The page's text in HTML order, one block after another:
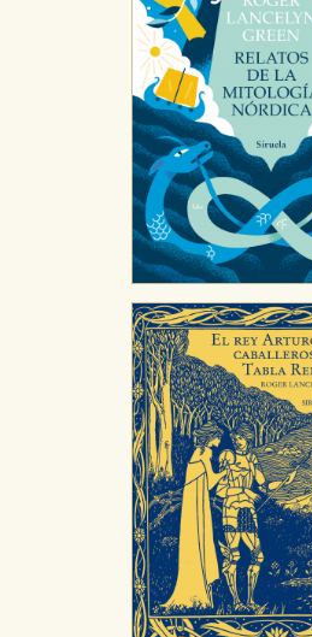
CONFIGURACIÓN
HABILITAR TODO
Cookies necesarias
Estas cookies son necesarias
web funcione y no es posible
nuestro sistema. Es posible
navegador, pero en ese caso
áreas de nuestra web dejen
correctamente.
Cookies de rendimiento y
Estas cookies se utilizan para
de navegación y optimizar el
nuestro sitio web. Almacenan
servicios para que no tenga
vez que nos visita. La
tanto, es anónima.
Cookies de publicidad y redes
Estas cookies son gestionadas
publicitarios y se utilizan para
relevante para sus intereses
almacenan directamente
que se basan en la
navegador y dispositivo de